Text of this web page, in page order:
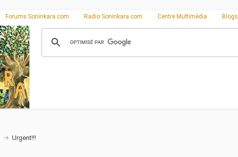
Forums Soninkara.com Radio Soninkara.com Centre Multimédia Blogs
Urgent!!!